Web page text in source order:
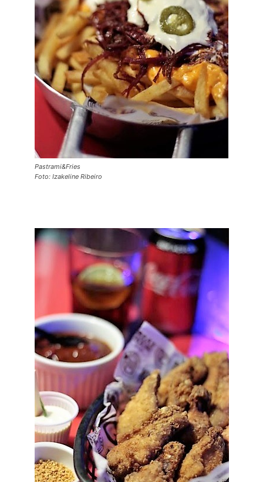
Pastrami&Fries
Foto: Izakeline Ribeiro